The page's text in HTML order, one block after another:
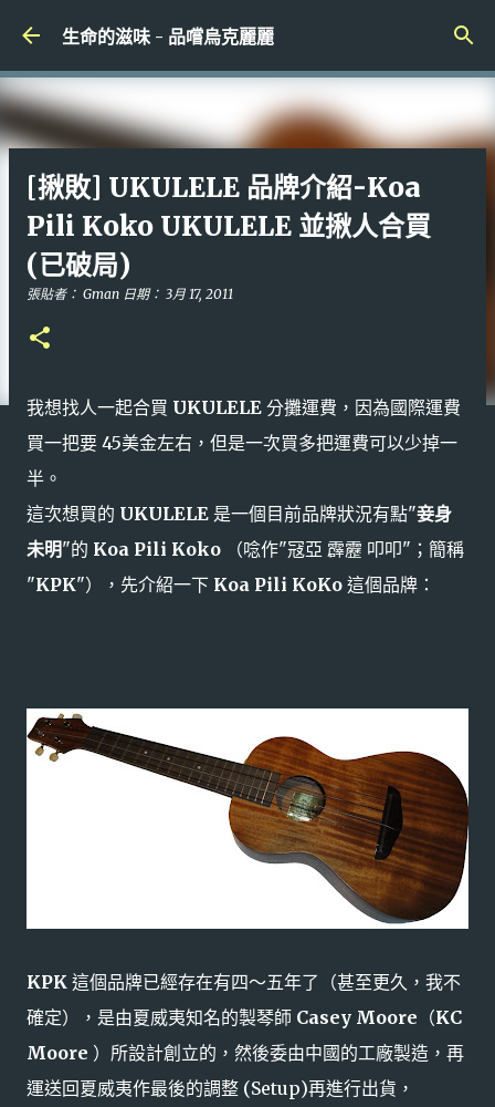
跳到主要內容
生命的滋味 - 品嚐烏克麗麗
[揪敗] UKULELE 品牌介紹-Koa
Pili Koko UKULELE 並揪人合買
(已破局)
張貼者： Gman 日期： 3月 17, 2011
我想找人一起合買 UKULELE 分攤運費，因為國際運費
買一把要 45美金左右，但是一次買多把運費可以少掉一
半。
這次想買的 UKULELE 是一個目前品牌狀況有點"妾身
未明"的 Koa Pili Koko （唸作"冦亞 霹靂 叩叩"；簡稱
"KPK"），先介紹一下 Koa Pili KoKo 這個品牌：
KPK 這個品牌已經存在有四～五年了（甚至更久，我不
確定），是由夏威夷知名的製琴師 Casey Moore （KC
Moore ）所設計創立的，然後委由中國的工廠製造，再
運送回夏威夷作最後的調整 (Setup)再進行出貨，